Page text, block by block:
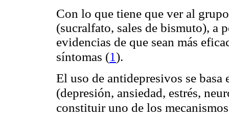
Con lo que tiene que ver al
(sucralfato, sales de bismuto), a
evidencias de que sean más
síntomas (1).
El uso de antidepresivos se
(depresión, ansiedad, estrés,
constituir uno de los